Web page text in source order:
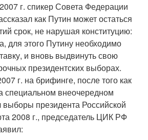
г. спикер Совета Федерации
как Путин может остаться
срок, не нарушая конституцию:
для этого Путину необходимо
и вновь выдвинуть свою
президентских выборах.
г. на брифинге, после того как
специальном внеочередном
выборы президента Российской
2008 г., председатель ЦИК РФ